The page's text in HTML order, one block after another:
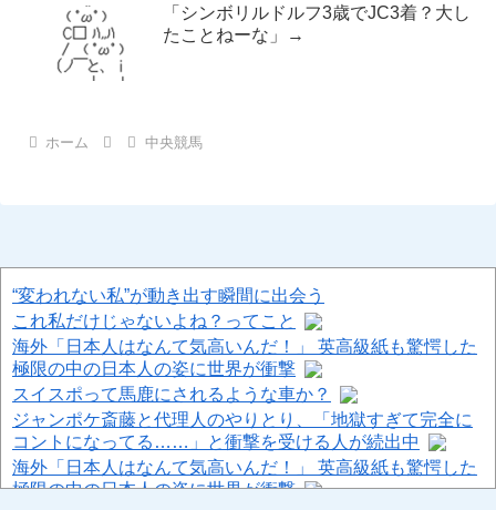
「シンボリルドルフ3歳でJC3着？大し
たことねーな」→
ホーム 中央競馬
“変われない私”が動き出す瞬間に出会う
これ私だけじゃないよね？ってこと
海外「日本人はなんて気高いんだ！」 英高級紙も驚愕した
極限の中の日本人の姿に世界が衝撃
スイスポって馬鹿にされるような車か？
ジャンポケ斎藤と代理人のやりとり、「地獄すぎて完全に
コントになってる……」と衝撃を受ける人が続出中
海外「日本人はなんて気高いんだ！」 英高級紙も驚愕した
極限の中の日本人の姿に世界が衝撃